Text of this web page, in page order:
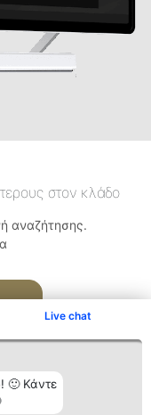
Live chat
🙂 Κάντε
στον κλάδο
αναζήτησης.